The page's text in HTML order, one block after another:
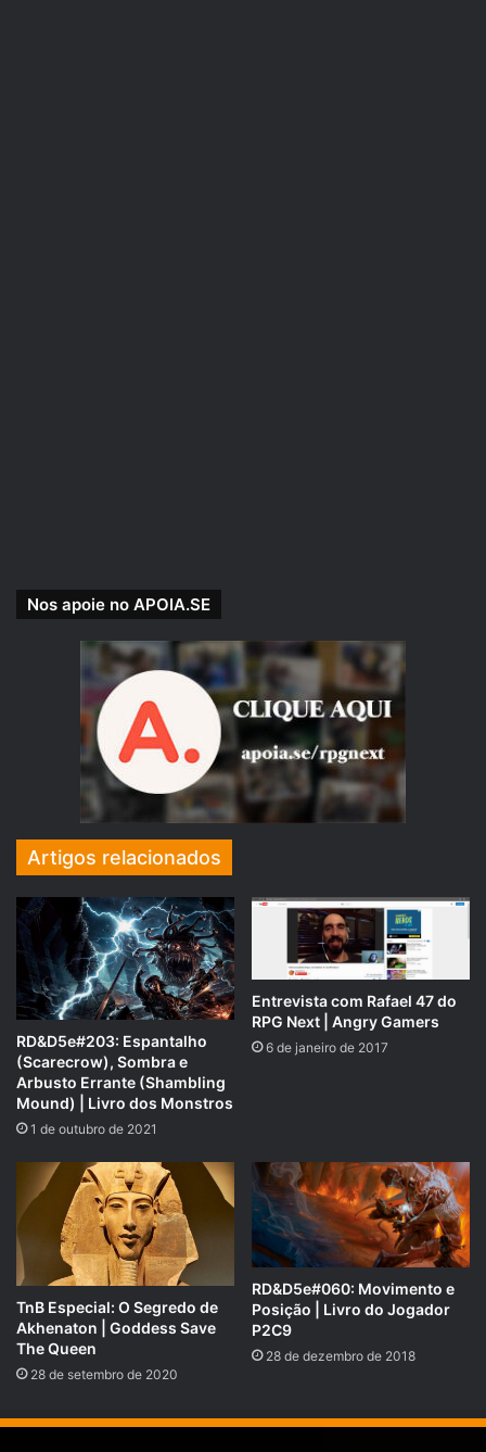
Damocles: O início← clique para comprar
Nos apoie no APOIA.SE
Artigos relacionados
RD&D5e#203: Espantalho
(Scarecrow), Sombra e
Arbusto Errante (Shambling
Mound) | Livro dos Monstros
1 de outubro de 2021
Entrevista com Rafael 47 do
RPG Next | Angry Gamers
6 de janeiro de 2017
TnB Especial: O Segredo de
Akhenaton | Goddess Save
The Queen
28 de setembro de 2020
RD&D5e#060: Movimento e
Posição | Livro do Jogador
P2C9
28 de dezembro de 2018